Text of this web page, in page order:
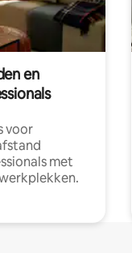
en
voor
met